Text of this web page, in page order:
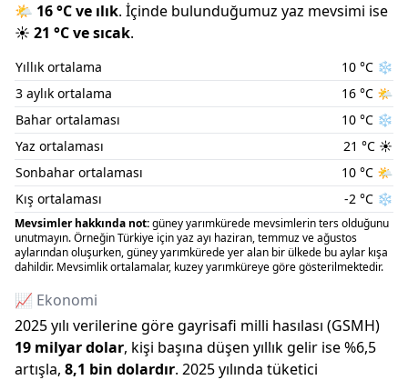
🌤️ 16°C ve ılık. İçinde bulunduğumuz yaz mevsimi ise
☀️ 21 °C vesıcak.
Yıllık ortalama 10 °C ❄️
3 aylık ortalama
16 °C 🌤️
Bahar ortalaması
10 °C ❄️
Yaz ortalaması
21 °C ☀️
Sonbahar ortalaması
10 °C 🌤️
Kış ortalaması
-2 °C ❄️
Mevsimler hakkında not:güney yarımkürede mevsimlerin ters olduğunu
unutmayın. Örneğin Türkiye için yaz ayı haziran, temmuz ve ağustos
aylarından oluşurken, güney yarımkürede yer alan bir ülkede bu aylar kışa
dahildir. Mevsimlik ortalamalar, kuzey yarımküreye göre gösterilmektedir.
📈 Ekonomi
2025yılı verilerine göre gayrisafi milli hasılası (GSMH)
19 milyardolar, kişi başına düşen yıllık gelir ise %6,5
artışla, 8,1 bin dolardır. 2025yılında tüketici